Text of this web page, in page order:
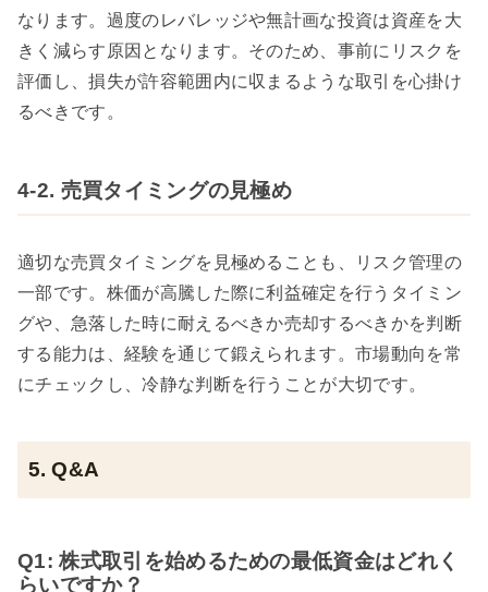
なります。過度のレバレッジや無計画な投資は資産を大
きく減らす原因となります。そのため、事前にリスクを
評価し、損失が許容範囲内に収まるような取引を心掛け
るべきです。
4-2. 売買タイミングの見極め
適切な売買タイミングを見極めることも、リスク管理の
一部です。株価が高騰した際に利益確定を行うタイミン
グや、急落した時に耐えるべきか売却するべきかを判断
する能力は、経験を通じて鍛えられます。市場動向を常
にチェックし、冷静な判断を行うことが大切です。
5. Q&A
Q1: 株式取引を始めるための最低資金はどれく
らいですか？